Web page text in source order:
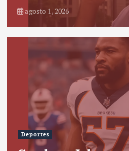
agosto 1, 2026
Deportes